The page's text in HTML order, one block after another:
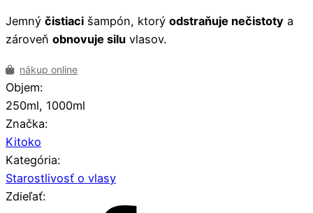
Jemný čistiaci šampón, ktorý odstraňuje nečistoty a
zároveň obnovuje silu vlasov.
nákup online
Objem:
250ml, 1000ml
Značka:
Kitoko
Kategória:
Starostlivosť o vlasy
Zdieľať: